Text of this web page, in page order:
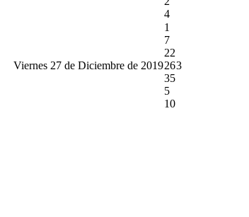
4
Viernes 27 de Diciembre de 2019
1
7
22
26
35
5
10
3